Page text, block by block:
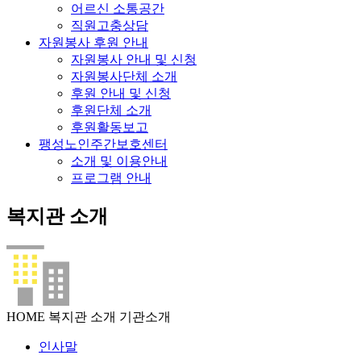
어르신 소통공간
직원고충상담
자원봉사 후원 안내
자원봉사 안내 및 신청
자원봉사단체 소개
후원 안내 및 신청
후원단체 소개
후원활동보고
팽성노인주간보호센터
소개 및 이용안내
프로그램 안내
복지관 소개
HOME 복지관 소개 기관소개
인사말